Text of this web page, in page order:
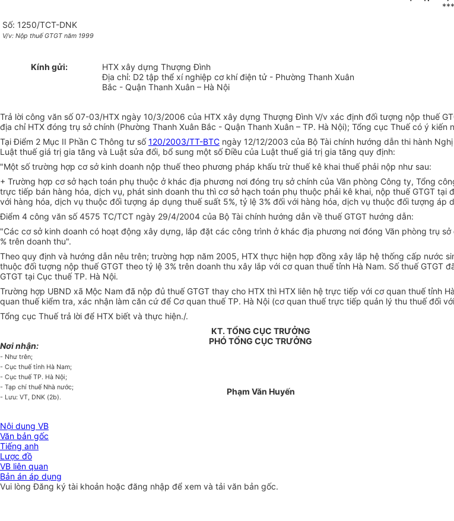
Số: 1250/TCT-DNK
V/v: Nộp thuế GTGT năm 1999
Kính gửi:
HTX xây dựng Thượng Đình
Địa chỉ: D2 tập thể xí nghiệp cơ khí điện tử - Phường Thanh Xuân
Bắc - Quận Thanh Xuân – Hà Nội
Trả lời công văn số 07-03/HTX ngày 10/3/2006 của HTX xây dựng Thượng Đình V/v xác định đối tượng nộp thuế
địa chỉ HTX đóng trụ sở chính (Phường Thanh Xuân Bắc - Quận Thanh Xuân – TP. Hà Nội); Tổng cục Thuế có ý kiến
Tại Điểm 2 Mục II Phần C Thông tư số120/2003/TT-BTC ngày 12/12/2003 của Bộ Tài chính hướng dẫn thi hành
Luật thuế giá trị gia tăng và Luật sửa đổi, bổ sung một số Điều của Luật thuế giá trị gia tăng quy định:
"Một số trường hợp cơ sở kinh doanh nộp thuế theo phương pháp khấu trừ thuế kê khai thuế phải nộp như sau:
+ Trường hợp cơ sở hạch toán phụ thuộc ở khác địa phương nơi đóng trụ sở chính của Văn phòng Công ty, Tổng
trực tiếp bán hàng hóa, dịch vụ, phát sinh doanh thu thì cơ sở hạch toán phụ thuộc phải kê khai, nộp thuế GTGT
với hàng hóa, dịch vụ thuộc đối tượng áp dụng thuế suất 5%, tỷ lệ 3% đối với hàng hóa, dịch vụ thuộc đối tượng áp
Điểm 4 công văn số 4575 TC/TCT ngày 29/4/2004 của Bộ Tài chính hướng dẫn về thuế GTGT hướng dẫn:
"Các cơ sở kinh doanh có hoạt động xây dựng, lắp đặt các công trình ở khác địa phương nơi đóng Văn phòng trụ
% trên doanh thu".
Theo quy định và hướng dẫn nêu trên; trường hợp năm 2005, HTX thực hiện hợp đồng xây lắp hệ thống cấp nước
thuộc đối tượng nộp thuế GTGT theo tỷ lệ 3% trên doanh thu xây lắp với cơ quan thuế tỉnh Hà Nam. Số thuế GTGT
GTGT tại Cục thuế TP. Hà Nội.
Trường hợp UBND xã Mộc Nam đã nộp đủ thuế GTGT thay cho HTX thì HTX liên hệ trực tiếp với cơ quan thuế tỉnh
quan thuế kiểm tra, xác nhận làm căn cứ để Cơ quan thuế TP. Hà Nội (cơ quan thuế trực tiếp quản lý thu thuế đối
Tổng cục Thuế trả lời để HTX biết và thực hiện./.
Nơi nhận:
- Như trên;
- Cục thuế tỉnh Hà Nam;
- Cục thuế TP. Hà Nội;
- Tạp chí thuế Nhà nước;
- Lưu: VT, DNK (2b).
KT. TỔNG CỤC TRƯỞNG
PHÓ TỔNG CỤC TRƯỞNG
Phạm Văn Huyến
Nội dung VB
Văn bản gốc
Tiếng anh
Lược đồ
VB liên quan
Bản án áp dụng
Vui lòngĐăng ký tài khoản hoặc đăng nhập để xem và tải văn bản gốc.